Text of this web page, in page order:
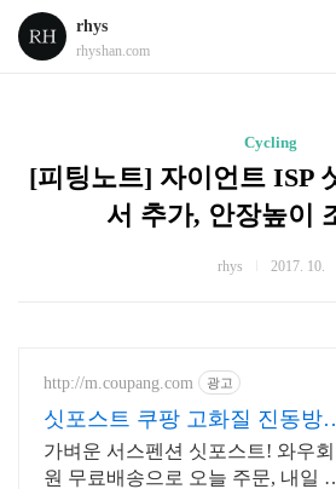
rhys
rhyshan.com
Cycling
[피팅노트] 자이언트 ISP
서 추가, 안장높이
rhys 2017. 10.
http://m.coupang.com 광고
싯포스트 쿠팡 고화질 진동방
쾌적하게
가벼운 서스펜션 싯포스트! 와우회
원 무료배송으로 오늘 주문, 내일